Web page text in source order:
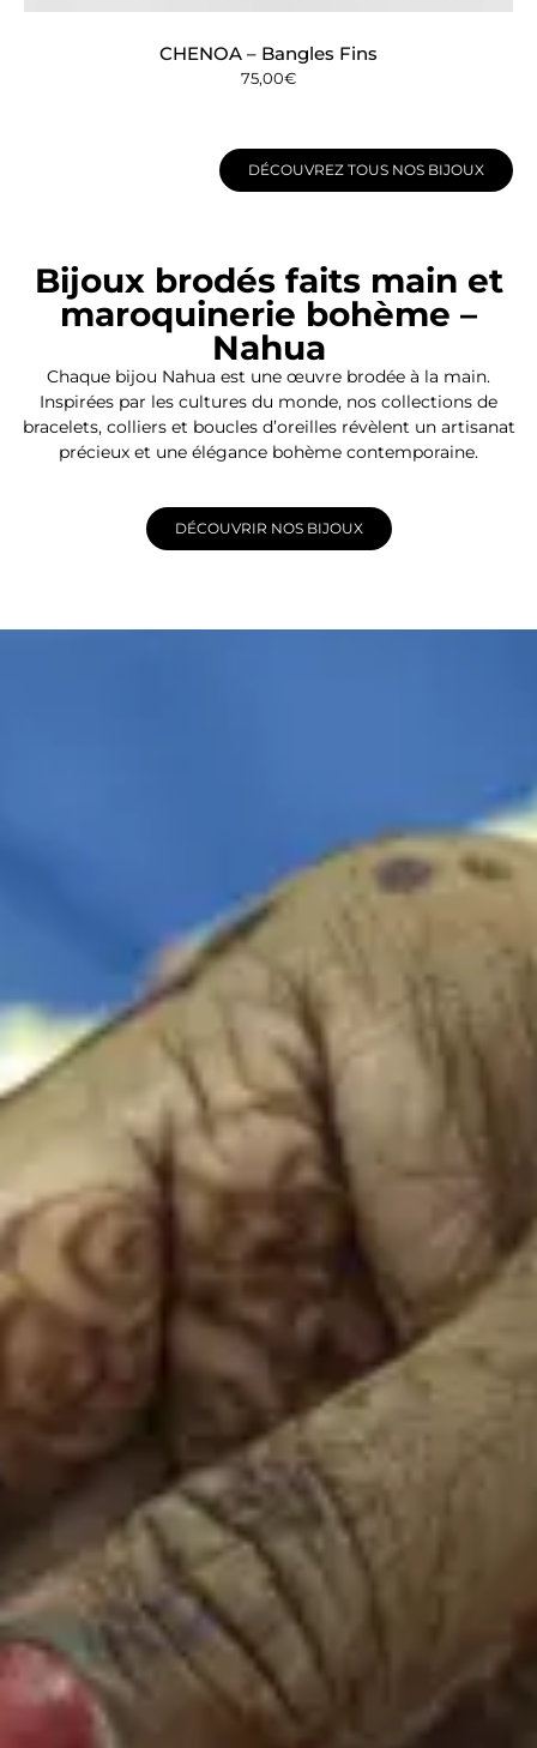
CHENOA – Bangles Fins
75,00€
DÉCOUVREZ TOUS NOS BIJOUX
Bijoux brodés faits main et
maroquinerie bohème –
Nahua
Chaque bijou Nahua est une œuvre brodée à la main.
Inspirées par les cultures du monde, nos collections de
bracelets, colliers et boucles d’oreilles révèlent un artisanat
précieux et une élégance bohème contemporaine.
DÉCOUVRIR NOS BIJOUX